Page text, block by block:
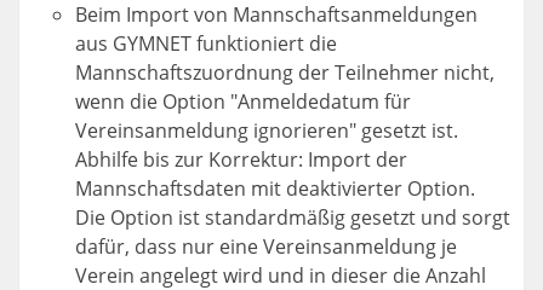
Beim Import von Mannschaftsanmeldungen
aus GYMNET funktioniert die
Mannschaftszuordnung der Teilnehmer nicht,
wenn die Option "Anmeldedatum für
Vereinsanmeldung ignorieren" gesetzt ist.
Abhilfe bis zur Korrektur: Import der
Mannschaftsdaten mit deaktivierter Option.
Die Option ist standardmäßig gesetzt und sorgt
dafür, dass nur eine Vereinsanmeldung je
Verein angelegt wird und in dieser die Anzahl